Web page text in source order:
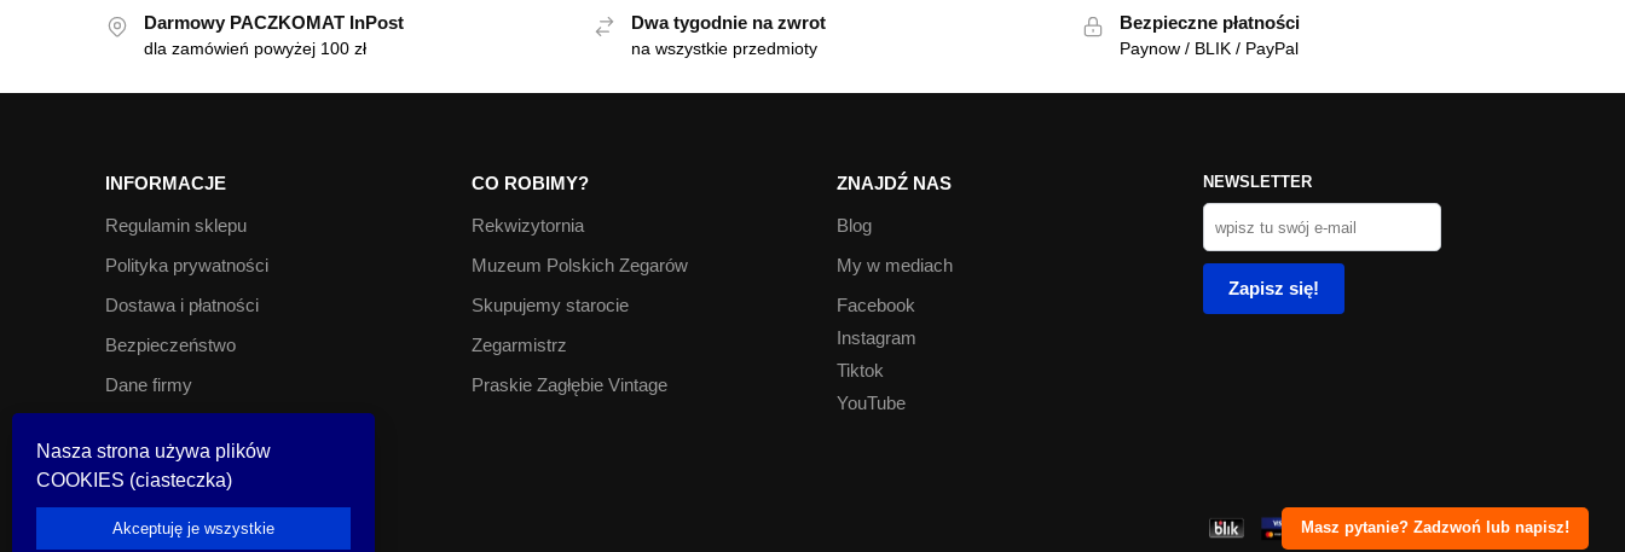
Masz pytanie? Zadzwoń lub napisz!
Darmowy PACZKOMAT InPost
dla zamówień powyżej 100 zł
Dwa tygodnie na zwrot
na wszystkie przedmioty
Bezpieczne płatności
Paynow / BLIK / PayPal
INFORMACJE
Regulamin sklepu
Polityka prywatności
Dostawa i płatności
Bezpieczeństwo
Dane firmy
CO ROBIMY?
Rekwizytornia
Muzeum Polskich Zegarów
Skupujemy starocie
Zegarmistrz
Praskie Zagłębie Vintage
ZNAJDŹ NAS
Blog
My w mediach
Facebook
Instagram
Tiktok
YouTube
NEWSLETTER
© Look Inside 2023
Nasza strona używa plików
COOKIES (ciasteczka)
Akceptuję je wszystkie